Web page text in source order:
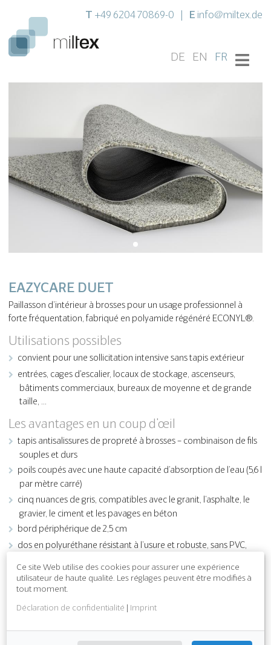
T +49 6204 70869-0 E info@miltex.de
DE EN FR
EAZYCARE DUET
Paillasson d’intérieur à brosses pour un usage professionnel à
forte fréquentation, fabriqué en polyamide régénéré ECONYL®.
Utilisations possibles
convient pour une sollicitation intensive sans tapis extérieur
entrées, cages d'escalier, locaux de stockage, ascenseurs,
bâtiments commerciaux, bureaux de moyenne et de grande
taille, …
Les avantages en un coup d'œil
tapis antisalissures de propreté à brosses – combinaison de fils
souples et durs
poils coupés avec une haute capacité d’absorption de l’eau (5,6 l
par mètre carré)
cinq nuances de gris, compatibles avec le granit, l’asphalte, le
gravier, le ciment et les pavages en béton
bord périphérique de 2,5 cm
dos en polyuréthane résistant à l’usure et robuste, sans PVC,
la fibre est composée de nylon régénéré
Ce site Web utilise des cookies pour assurer une expérience
utilisateur de haute qualité. Les réglages peuvent être modifiés à
tout moment.
Déclaration de confidentialité | Imprint